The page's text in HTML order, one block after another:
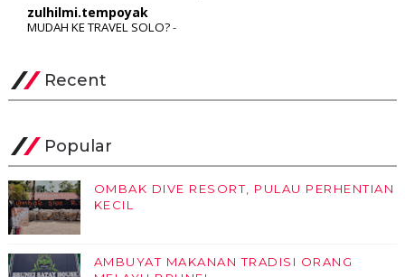
zulhilmi.tempoyak
MUDAH KE TRAVEL SOLO?-
Recent
Popular
OMBAK DIVE RESORT, PULAU PERHENTIAN
KECIL
AMBUYAT MAKANAN TRADISI ORANG